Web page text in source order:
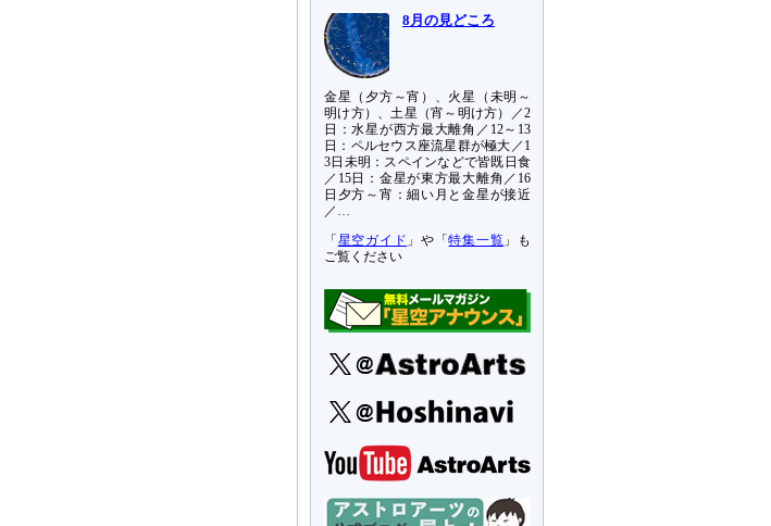
8月の見どころ
金星（夕方～宵）、火星（未明～
明け方）、土星（宵～明け方）／2
日：水星が西方最大離角／12～13
日：ペルセウス座流星群が極大／1
3日未明：スペインなどで皆既日食
／15日：金星が東方最大離角／16
日夕方～宵：細い月と金星が接近
／…
「 星空ガイド 」や「特集一覧 」も
ご覧ください